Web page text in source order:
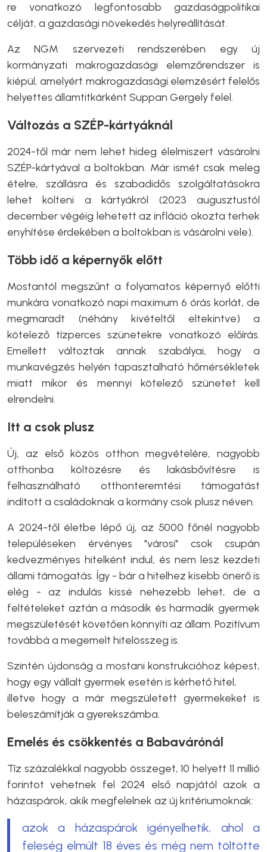
re vonatkozó legfontosabb gazdaságpolitikai
célját, a gazdasági növekedés helyreállítását.
Az NGM szervezeti rendszerében egy új
kormányzati makrogazdasági elemzőrendszer is
kiépül, amelyért makrogazdasági elemzésért felelős
helyettes államtitkárként Suppan Gergely felel.
Változás a SZÉP-kártyáknál
2024-től már nem lehet hideg élelmiszert vásárolni
SZÉP-kártyával a boltokban. Már ismét csak meleg
ételre, szállásra és szabadidős szolgáltatásokra
lehet költeni a kártyákról (2023 augusztustól
december végéig lehetett az infláció okozta terhek
enyhítése érdekében a boltokban is vásárolni vele).
Több idő a képernyők előtt
Mostantól megszűnt a folyamatos képernyő előtti
munkára vonatkozó napi maximum 6 órás korlát, de
megmaradt (néhány kivételtől eltekintve) a
kötelező tízperces szünetekre vonatkozó előírás.
Emellett változtak annak szabályai, hogy a
munkavégzés helyén tapasztalható hőmérsékletek
miatt mikor és mennyi kötelező szünetet kell
elrendelni.
Itt a csok plusz
Új, az első közös otthon megvételére, nagyobb
otthonba költözésre és lakásbővítésre is
felhasználható otthonteremtési támogatást
indított a családoknak a kormány csok plusz néven.
A 2024-től életbe lépő új, az 5000 főnél nagyobb
településeken érvényes "városi" csok csupán
kedvezményes hitelként indul, és nem lesz kezdeti
állami támogatás. Így - bár a hitelhez kisebb önerő is
elég - az indulás kissé nehezebb lehet, de a
feltételeket aztán a második és harmadik gyermek
megszületését követően könnyíti az állam. Pozitívum
továbbá a megemelt hitelösszeg is.
Szintén újdonság a mostani konstrukcióhoz képest,
hogy egy vállalt gyermek esetén is kérhető hitel,
illetve hogy a már megszületett gyermekeket is
beleszámítják a gyerekszámba.
Emelés és csökkentés a Babavárónál
Tíz százalékkal nagyobb összeget, 10 helyett 11 millió
forintot vehetnek fel 2024 első napjától azok a
házaspárok, akik megfelelnek az új kritériumoknak:
azok a házaspárok igényelhetik, ahol a
feleség elmúlt 18 éves és még nem töltötte